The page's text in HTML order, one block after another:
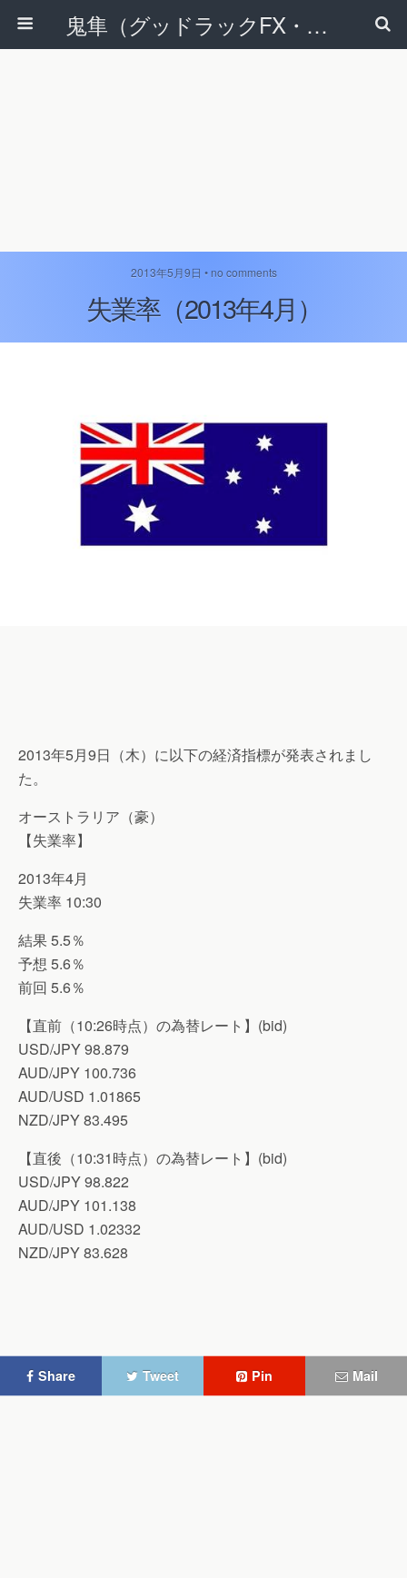
鬼隼（グッドラックFX・改）
2013年5月9日 • no comments
失業率（2013年4月）
2013年5月9日（木）に以下の経済指標が発表されまし
た。
オーストラリア（豪）
【失業率】
2013年4月
失業率 10:30
結果 5.5％
予想 5.6％
前回 5.6％
【直前（10:26時点）の為替レート】(bid)
USD/JPY 98.879
AUD/JPY 100.736
AUD/USD 1.01865
NZD/JPY 83.495
【直後（10:31時点）の為替レート】(bid)
USD/JPY 98.822
AUD/JPY 101.138
AUD/USD 1.02332
NZD/JPY 83.628
Share Tweet Pin Mail